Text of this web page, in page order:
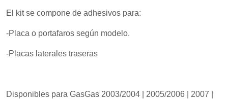
El kit se compone de adhesivos para:
-Placa o portafaros según modelo.
-Placas laterales traseras
Disponibles para GasGas 2003/2004 | 2005/2006 | 2007 |